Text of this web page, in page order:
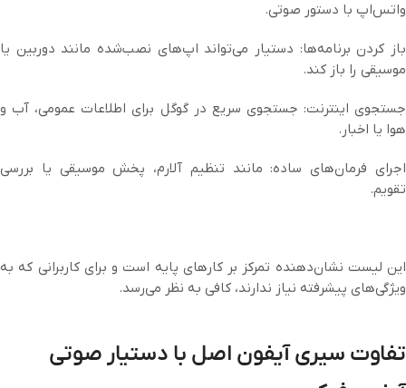
واتس‌اپ با دستور صوتی.
باز کردن برنامه‌ها: دستیار می‌تواند اپ‌های نصب‌شده مانند دوربین یا
موسیقی را باز کند.
جستجوی اینترنت: جستجوی سریع در گوگل برای اطلاعات عمومی، آب و
هوا یا اخبار.
اجرای فرمان‌های ساده: مانند تنظیم آلارم، پخش موسیقی یا بررسی
تقویم.
این لیست نشان‌دهنده تمرکز بر کارهای پایه است و برای کاربرانی که به
ویژگی‌های پیشرفته نیاز ندارند، کافی به نظر می‌رسد.
تفاوت سیری آیفون اصل با دستیار صوتی